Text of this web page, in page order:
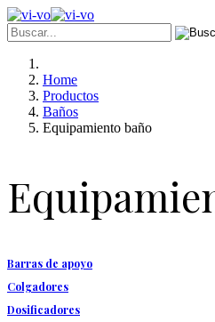
Home
Productos
Baños
Equipamiento baño
Barras de apoyo
Colgadores
Dosificadores